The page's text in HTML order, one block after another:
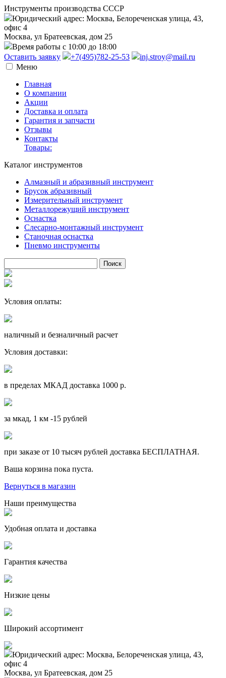
Инструменты производства СССР
Юридический адрес: Москва, Белореченская улица, 43,
офис 4
Москва, ул Братеевская, дом 25
Время работы с 10:00 до 18:00
Оставить заявку
+7(495)782-25-53
inj.stroy@mail.ru
Меню
Главная
О компании
Акции
Доставка и оплата
Гарантия и запчасти
Отзывы
Контакты
Товары:
Каталог инструментов
Алмазный и абразивный инструмент
Брусок абразивный
Измерительный инструмент
Металлорежущий инструмент
Оснастка
Слесарно-монтажный инструмент
Станочная оснастка
Пневмо инструменты
Условия оплаты:
наличный и безналичный расчет
Условия доставки:
в пределах МКАД доставка 1000 р.
за мкад, 1 км -15 рублей
при заказе от 10 тысяч рублей доставка БЕСПЛАТНАЯ.
Ваша корзина пока пуста.
Вернуться в магазин
Наши преимущества
Удобная оплата и доставка
Гарантия качества
Низкие цены
Широкий ассортимент
Юридический адрес: Москва, Белореченская улица, 43,
офис 4
Москва, ул Братеевская, дом 25